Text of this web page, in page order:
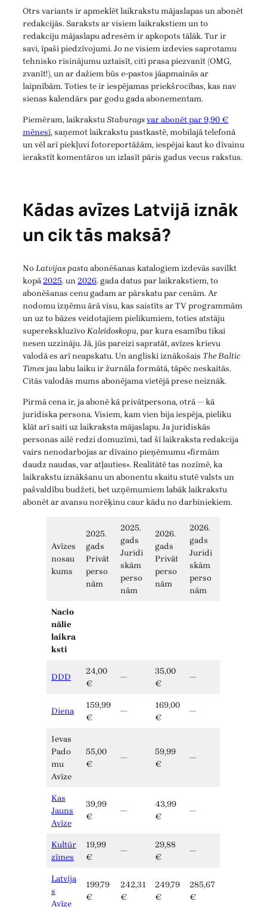
Otrs variants ir apmeklēt laikrakstu mājaslapas un abonēt
redakcijās. Saraksts ar visiem laikrakstiem un to
redakciju mājaslapu adresēm ir apkopots tālāk. Tur ir
savi, īpaši piedzīvojumi. Jo ne visiem izdevies saprotamu
tehnisko risinājumu uztaisīt, citi prasa piezvanīt (OMG,
zvanīt!), un ar dažiem būs e-pastos jāapmainās ar
laipnībām. Toties te ir iespējamas priekšrocības, kas nav
sienas kalendārs par godu gada abonementam.
Piemēram, laikrakstuStaburagsvar abonēt par 9,90 €
mēnesī, saņemot laikrakstu pastkastē, mobilajā telefonā
un vēl arī piekļuvi fotoreportāžām, iespējai kaut ko dīvainu
ierakstīt komentāros un izlasīt pāris gadus vecus rakstus.
Kādas avīzes Latvijā iznāk
un cik tās maksā?
NoLatvijas pastaabonēšanas katalogiem izdevās savilkt
kopā2025. un2026. gada datus par laikrakstiem, to
abonēšanas cenu gadam ar pārskatu par cenām. Ar
nodomu izņēmu ārā visu, kas saistīts ar TV programmām
un uz to bāzes veidotajiem pielikumiem, toties atstāju
superekskluzīvoKaleidoskopu, par kura esamību tikai
nesen uzzināju. Jā, jūs pareizi sapratāt, avīzes krievu
valodā es arī neapskatu. Un angliski iznākošais The Baltic
Timesjau labu laiku ir žurnāla formātā, tāpēc neskaitās.
Citās valodās mums abonējama vietējā prese neiznāk.
Pirmā cena ir, ja abonē kā privātpersona, otrā — kā
juridiska persona. Visiem, kam vien bija iespēja, pieliku
klāt arī saiti uz laikraksta mājaslapu. Ja juridiskās
personas ailē redzi domuzīmi, tad šī laikraksta redakcija
vairs nenodarbojas ar dīvaino pieņēmumu «firmām
daudz naudas, var atļauties». Realitātē tas nozīmē, ka
laikrakstu iznākšanu un abonentu skaitu stutē valsts un
pašvaldību budžeti, bet uzņēmumiem labāk laikrakstu
abonēt ar avansu norēķinu caur kādu no darbiniekiem.
Avīzes
nosau
kums
2025.
gads
Privāt
perso
nām
2025.
gads
Juridi
skām
perso
nām
2026.
gads
Privāt
perso
nām
2026.
gads
Juridi
skām
perso
nām
Nacio
nālie
laikra
ksti
DDD
24,00
€
—
35,00
€
—
Diena
159,99
€
—
169,00
€
—
Ievas
Pado
mu
Avīze
55,00
€
—
59,99
€
—
Kas
Jauns
Avīze
39,99
€
—
43,99
€
—
Kultūr
zīmes
19,99
€
—
29,88
€
—
Latvija
s
Avīze
199,79
€
242,31
€
249,79
€
285,67
€